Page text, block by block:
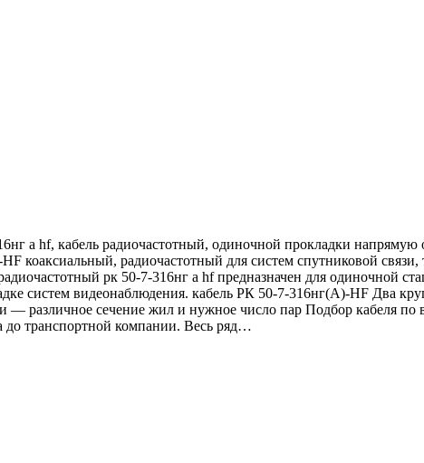
а hf, кабель радиочастотный, одиночной прокладки напрямую
коаксиальный, радиочастотный для систем спутниковой
рк 50-7-316нг а hf предназначен для одиночной
систем видеонаблюдения. кабель РК 50-7-316нг(A)-HF Два
различное сечение жил и нужное число пар Подбор кабеля
до транспортной компании. Весь ряд…